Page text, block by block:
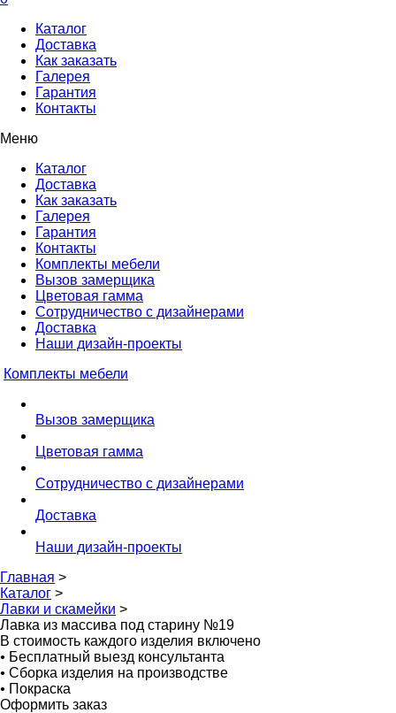
Каталог
Доставка
Как заказать
Галерея
Гарантия
Контакты
Меню
Каталог
Доставка
Как заказать
Галерея
Гарантия
Контакты
Комплекты мебели
Вызов замерщика
Цветовая гамма
Сотрудничество с дизайнерами
Доставка
Наши дизайн-проекты
Комплекты мебели
Вызов замерщика
Цветовая гамма
Сотрудничество с дизайнерами
Доставка
Наши дизайн-проекты
Главная >
Каталог >
Лавки и скамейки >
Лавка из массива под старину №19
В стоимость каждого изделия включено
• Бесплатный выезд консультанта
• Сборка изделия на производстве
• Покраска
Оформить заказ